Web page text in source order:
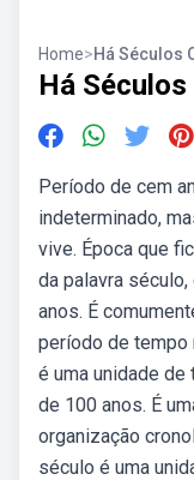
Home>Há Séculos
Há
Período de cem
indeterminado,
vive. Época que
da palavra
anos. É
período de tempo
é uma unidade
de 100 anos. É
organização
século é uma